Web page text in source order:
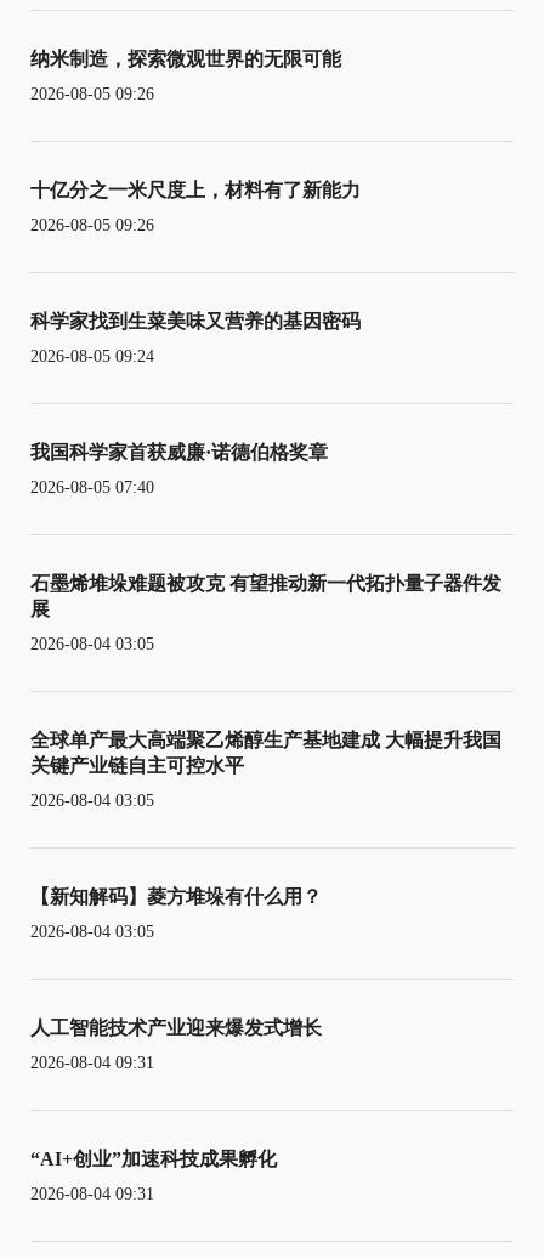
纳米制造，探索微观世界的无限可能
2026-08-05 09:26
十亿分之一米尺度上，材料有了新能力
2026-08-05 09:26
科学家找到生菜美味又营养的基因密码
2026-08-05 09:24
我国科学家首获威廉·诺德伯格奖章
2026-08-05 07:40
石墨烯堆垛难题被攻克 有望推动新一代拓扑量子器件发
展
2026-08-04 03:05
全球单产最大高端聚乙烯醇生产基地建成 大幅提升我国
关键产业链自主可控水平
2026-08-04 03:05
【新知解码】菱方堆垛有什么用？
2026-08-04 03:05
人工智能技术产业迎来爆发式增长
2026-08-04 09:31
“AI+创业”加速科技成果孵化
2026-08-04 09:31